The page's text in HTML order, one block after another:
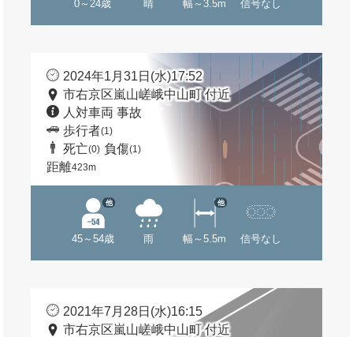
0～24歳 晴 幅～3.5m 信号なし
2024年1月31日(水)17:52
市右京区嵐山嵯峨中山町 付近
人対車両 事故
歩行者(1)
死亡(0) 負傷(1)
距離423m
45～54歳
他
雨 幅～5.5m
他
信号なし
2021年7月28日(水)16:15
市右京区嵐山嵯峨中山町 付近